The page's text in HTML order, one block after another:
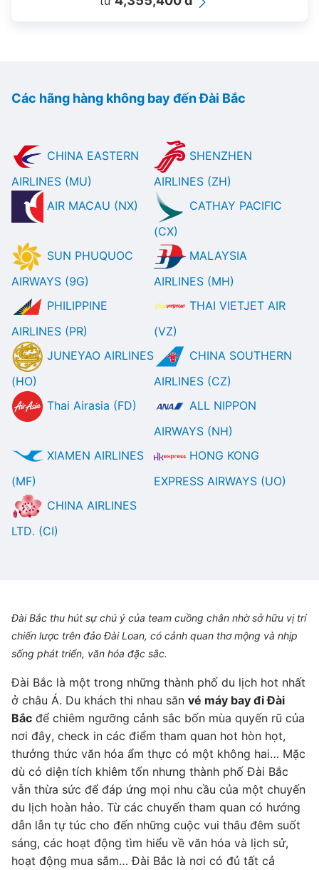
Các hãng hàng không bay đến Đài Bắc
CHINA EASTERN
AIRLINES (MU)
SHENZHEN
AIRLINES (ZH)
AIR MACAU (NX)
CATHAY PACIFIC
(CX)
SUN PHUQUOC
AIRWAYS (9G)
MALAYSIA
AIRLINES (MH)
PHILIPPINE
AIRLINES (PR)
THAI VIETJET AIR
(VZ)
JUNEYAO AIRLINES
(HO)
CHINA SOUTHERN
AIRLINES (CZ)
Thai Airasia (FD)
ALL NIPPON
AIRWAYS (NH)
XIAMEN AIRLINES
(MF)
HONG KONG
EXPRESS AIRWAYS (UO)
CHINA AIRLINES
LTD. (CI)
Đài Bắc thu hút sự chú ý của team cuồng chân nhờ sở hữu vị trí
chiến lược trên đảo Đài Loan, có cảnh quan thơ mộng và nhịp
sống phát triển, văn hóa đặc sắc.
Đài Bắc là một trong những thành phố du lịch hot nhất
ở châu Á. Du khách thi nhau săn vé máy bay đi Đài
Bắc để chiêm ngưỡng cảnh sắc bốn mùa quyến rũ của
nơi đây, check in các điểm tham quan hot hòn họt,
thưởng thức văn hóa ẩm thực có một không hai… Mặc
dù có diện tích khiêm tốn nhưng thành phố Đài Bắc
vẫn thừa sức để đáp ứng mọi nhu cầu của một chuyến
du lịch hoàn hảo. Từ các chuyến tham quan có hướng
dẫn lẫn tự túc cho đến những cuộc vui thâu đêm suốt
sáng, các hoạt động tìm hiểu về văn hóa và lịch sử,
hoạt động mua sắm… Đài Bắc là nơi có đủ tất cả